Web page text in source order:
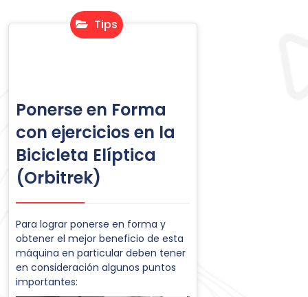
Tips
Ponerse en Forma
con ejercicios en la
Bicicleta Elíptica
(Orbitrek)
Para lograr ponerse en forma y
obtener el mejor beneficio de esta
máquina en particular deben tener
en consideración algunos puntos
importantes: